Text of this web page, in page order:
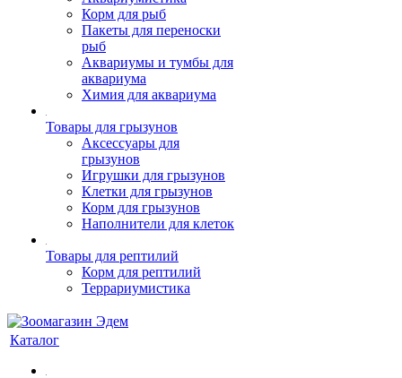
Корм для рыб
Пакеты для переноски
рыб
Аквариумы и тумбы для
аквариума
Химия для аквариума
Товары для грызунов
Аксессуары для
грызунов
Игрушки для грызунов
Клетки для грызунов
Корм для грызунов
Наполнители для клеток
Товары для рептилий
Корм для рептилий
Террариумистика
Каталог